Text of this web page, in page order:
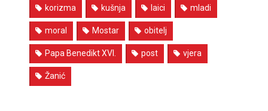
korizma kušnja laici mladi
moral Mostar obitelj
Papa Benedikt XVI. post vjera
Žanić